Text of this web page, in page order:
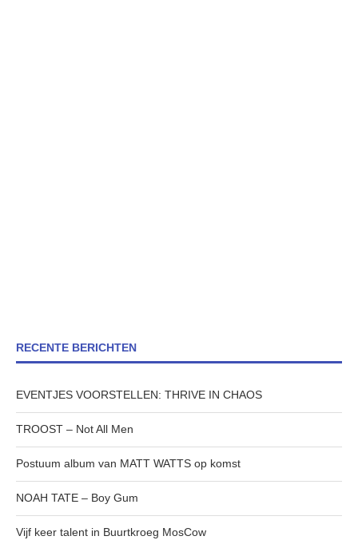
RECENTE BERICHTEN
EVENTJES VOORSTELLEN: THRIVE IN CHAOS
TROOST – Not All Men
Postuum album van MATT WATTS op komst
NOAH TATE – Boy Gum
Vijf keer talent in Buurtkroeg MosCow